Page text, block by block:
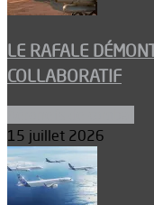
LE RAFALE
COLLABORATIF
15 juillet 2026